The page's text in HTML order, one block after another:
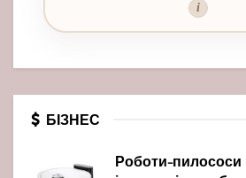
i
БІЗНЕС
Роботи-пилососи